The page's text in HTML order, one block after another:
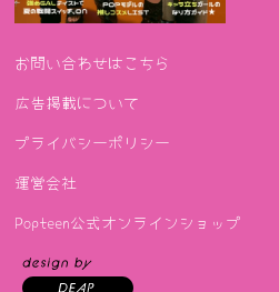
お問い合わせはこちら
広告掲載について
プライバシーポリシー
運営会社
Popteen公式オンラインショップ